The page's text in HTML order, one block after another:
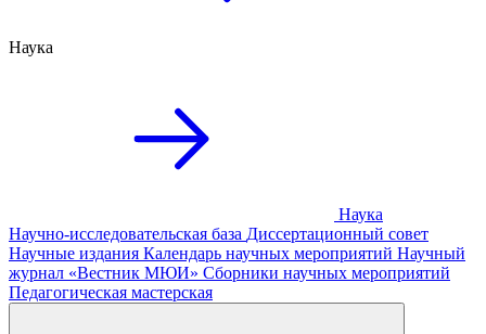
Наука
Наука
Научно-исследовательская база Диссертационный совет
Научные издания Календарь научных мероприятий Научный
журнал «Вестник МЮИ» Сборники научных мероприятий
Педагогическая мастерская